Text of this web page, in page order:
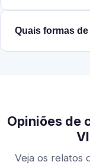
Quais formas
Opiniões de
Veja os relatos